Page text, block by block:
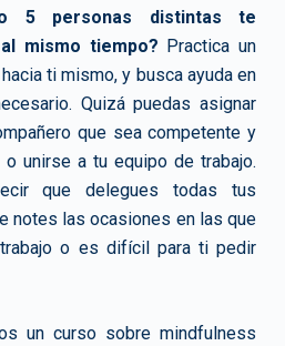
5 personas distintas te
mismo tiempo? Practica un
ti mismo, y busca ayuda en
Quizá puedas asignar
que sea competente y
o unirse a tu equipo de trabajo.
que delegues todas tus
notes las ocasiones en las que
o es difícil para ti pedir
un curso sobre mindfulness